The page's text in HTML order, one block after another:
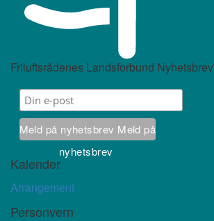
Friluftsrådenes Landsforbund Nyhetsbrev
Meld på nyhetsbrev Meld på
nyhetsbrev
Kalender
Arrangement
Personvern